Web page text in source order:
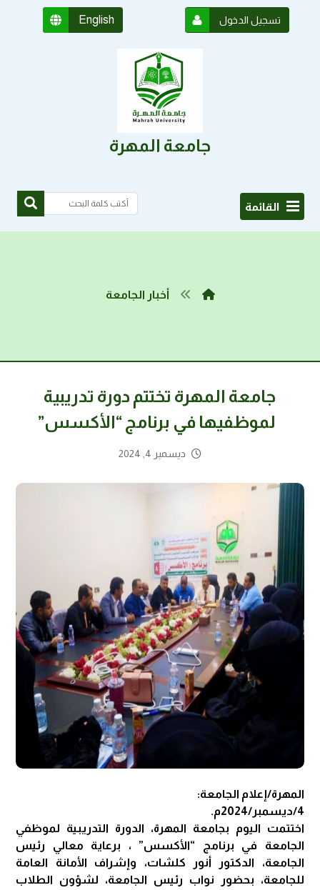
English تسجيل الدخول
جامعة المهرة
القائمة
أخبار الجامعة
جامعة المهرة تختتم دورة تدريبية
لموظفيها في برنامج “الأكسس”
ديسمبر 4, 2024
المهرة/إعلام الجامعة:
4/ديسمبر/2024م.
اختتمت اليوم بجامعة المهرة، الدورة التدريبية لموظفي
الجامعة في برنامج “الأكسس” ، برعاية معالي رئيس
الجامعة، الدكتور أنور كلشات، وإشراف الأمانة العامة
للجامعة، بحضور نواب رئيس الجامعة، لشؤون الطلاب